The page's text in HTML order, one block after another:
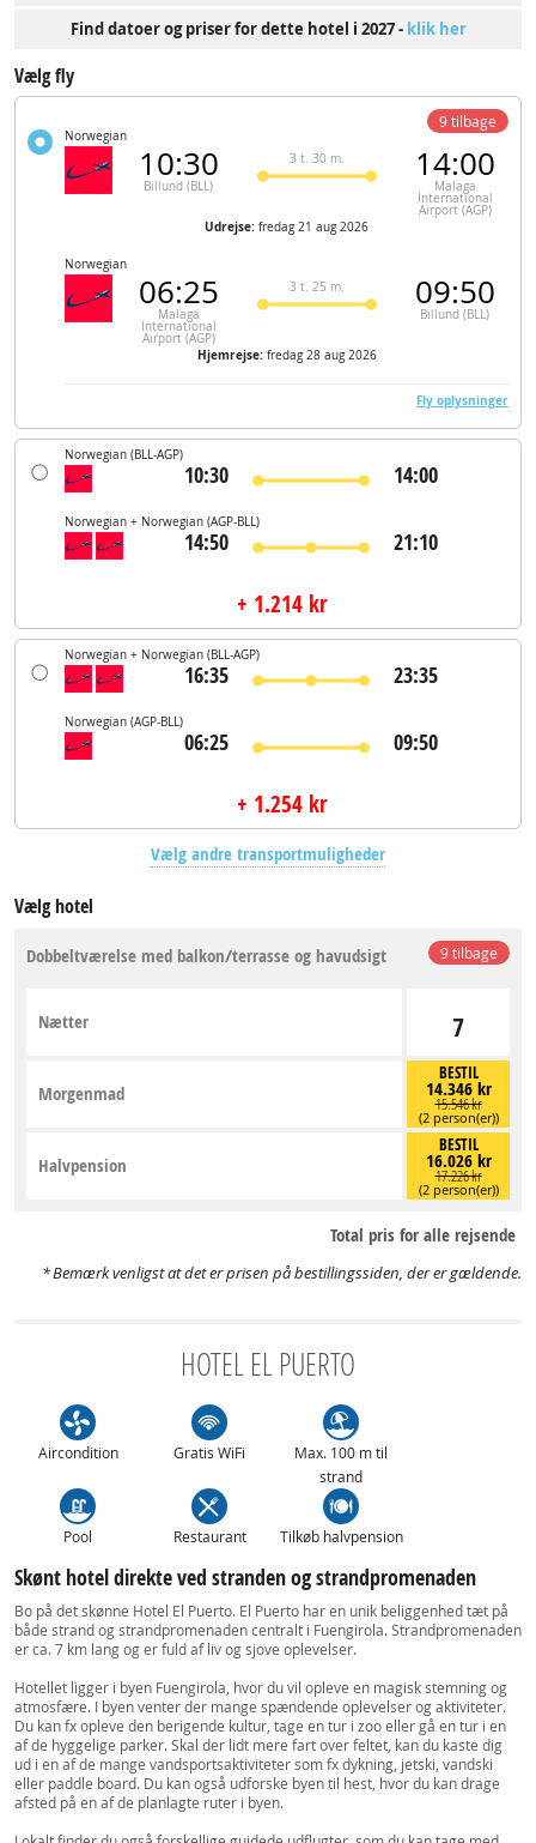
Find datoer og priser for dette hotel i 2027 - klik her
Vælg fly
Norwegian
10:30
Billund (BLL)
3 t. 30 m. 14:00
Malaga
International
Airport (AGP)
Udrejse: fredag 21 aug 2026
Norwegian
06:25
Malaga
International
Airport (AGP)
3 t. 25 m. 09:50
Billund (BLL)
Hjemrejse: fredag 28 aug 2026
9 tilbage
Fly oplysninger
Norwegian (BLL-AGP)
10:30 14:00
Norwegian + Norwegian (AGP-BLL)
14:50 21:10
+ 1.214 kr
Norwegian + Norwegian (BLL-AGP)
16:35 23:35
Norwegian (AGP-BLL)
06:25 09:50
+ 1.254 kr
Vælg andre transportmuligheder
Vælg hotel
9 tilbage
Dobbeltværelse med balkon/terrasse og havudsigt
7
Nætter
BESTIL
14.346 kr
15.546 kr
(2 person(er))
Morgenmad
BESTIL
16.026 kr
17.226 kr
(2 person(er))
Halvpension
Total pris for alle rejsende
Bemærk venligst at det er prisen på bestillingssiden, der er gældende.
HOTEL EL PUERTO
Aircondition Gratis WiFi
Max. 100 m til
strand
Pool Restaurant Tilkøb halvpension
Skønt hotel direkte ved stranden og strandpromenaden
Bo på det skønne Hotel El Puerto. El Puerto har en unik beliggenhed tæt på
både strand og strandpromenaden centralt i Fuengirola. Strandpromenaden
er ca. 7 km lang og er fuld af liv og sjove oplevelser.
Hotellet ligger i byen Fuengirola, hvor du vil opleve en magisk stemning og
atmosfære. I byen venter der mange spændende oplevelser og aktiviteter.
Du kan fx opleve den berigende kultur, tage en tur i zoo eller gå en tur i en
af de hyggelige parker. Skal der lidt mere fart over feltet, kan du kaste dig
ud i en af de mange vandsportsaktiviteter som fx dykning, jetski, vandski
eller paddle board. Du kan også udforske byen til hest, hvor du kan drage
afsted på en af de planlagte ruter i byen.